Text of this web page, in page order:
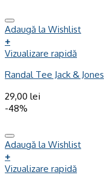
Adaugă la Wishlist
+
Vizualizare rapidă
Randal Tee Jack & Jones
29,00 lei
-48%
Adaugă la Wishlist
+
Vizualizare rapidă